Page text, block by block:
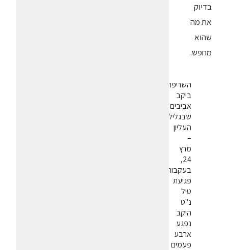
בדיוק
את מה
שהוא
מחפש.
השריפה
ביקב
אביבים
שבגליל
העליון
–
מרץ
24,
בעקבות
פגיעת
טיל
נ"ט
היקב
נפגע
ארבע
פעמים